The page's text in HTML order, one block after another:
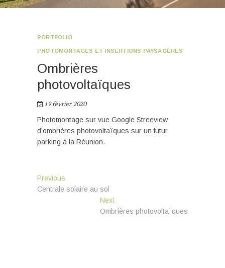
PORTFOLIO
PHOTOMONTAGES ET INSERTIONS PAYSAGÈRES
Ombrières
photovoltaïques
19 février 2020
Photomontage sur vue Google Streeview
d’ombrières photovoltaïques sur un futur
parking à la Réunion.
Navigation
de
Previous
post:
Centrale solaire au sol
NextNext
post:
Ombrières photovoltaïques